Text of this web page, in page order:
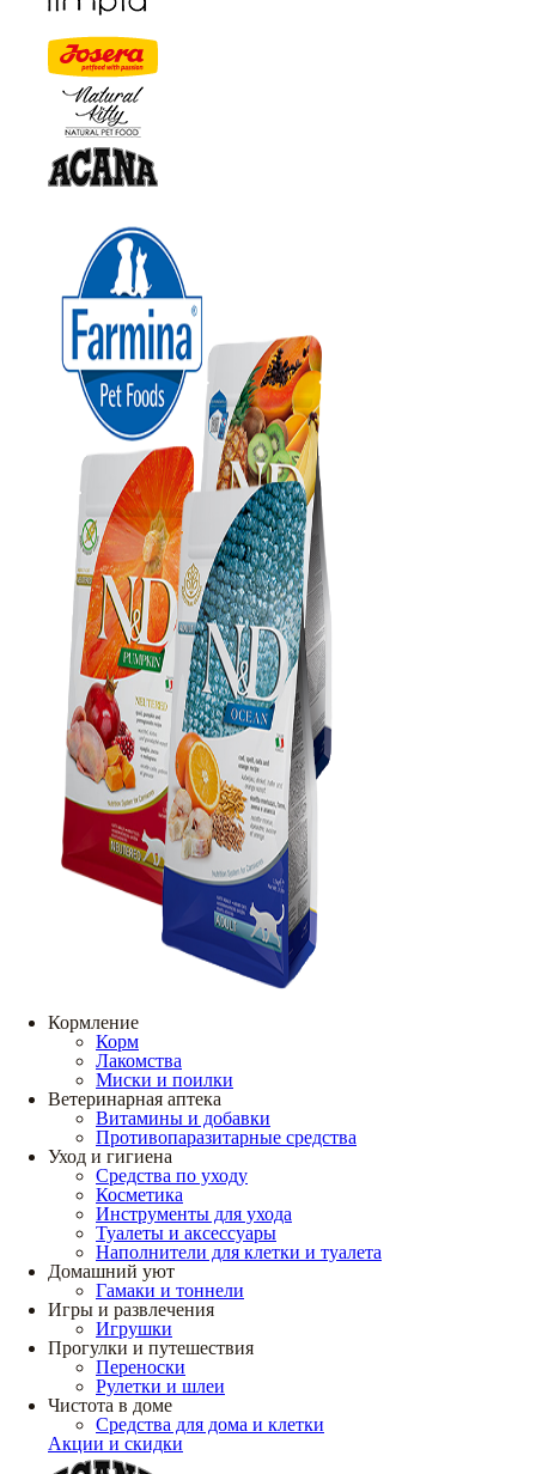
Кормление
Корм
Лакомства
Миски и поилки
Ветеринарная аптека
Витамины и добавки
Противопаразитарные средства
Уход и гигиена
Средства по уходу
Косметика
Инструменты для ухода
Туалеты и аксессуары
Наполнители для клетки и туалета
Домашний уют
Гамаки и тоннели
Игры и развлечения
Игрушки
Прогулки и путешествия
Переноски
Рулетки и шлеи
Чистота в доме
Средства для дома и клетки
Акции и скидки